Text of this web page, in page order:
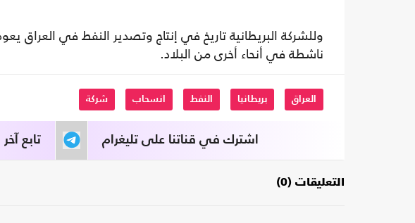
وللشركة البريطانية تاريخ في إنتاج وتصدير النفط في العراق
ناشطة في أنحاء أخرى من البلاد.
العراق بريطانيا النفط انسحاب شركة
تابع اشترك في قناتنا على تليغرام
التعليقات (0)